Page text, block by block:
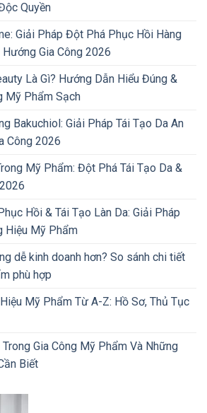
Quyền
Giải Pháp Đột Phá Phục Hồi Hàng
Hướng Gia Công 2026
Là Gì? Hướng Dẫn Hiểu Đúng &
Mỹ Phẩm Sạch
Bakuchiol: Giải Pháp Tái Tạo Da An
Công 2026
Mỹ Phẩm: Đột Phá Tái Tạo Da &
Hồi & Tái Tạo Làn Da: Giải Pháp
Hiệu Mỹ Phẩm
dễ kinh doanh hơn? So sánh chi tiết
phù hợp
Mỹ Phẩm Từ A-Z: Hồ Sơ, Thủ Tục
Trong Gia Công Mỹ Phẩm Và Những
Biết